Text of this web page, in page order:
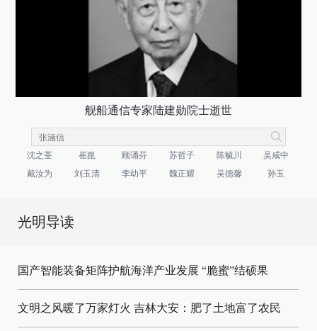
舰船通信专家陆建勋院士逝世
沈之荃 崔崑 顾诵芬 苏哲子 陈毓川
吴咸中
戴汝为
刘玉清 李幼平 魏正耀 吴德馨 孙玉
光明导读
国产智能装备矩阵护航海洋产业发展 “脆蜜”结硕果
文明之风暖了万家灯火 吉林大安：肥了土地富了农民